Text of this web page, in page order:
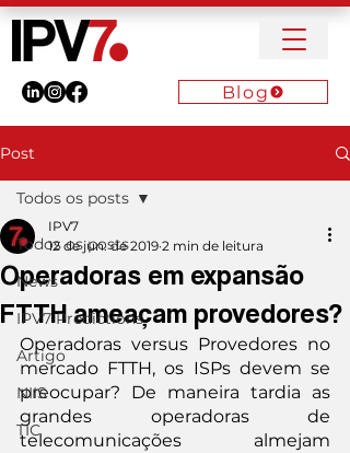
Blog
Post
Todos os posts
News
IPV7 Predictions
Artigo
NIIS
TIC
Todos os posts
Operadoras em expansão
FTTH ameaçam provedores?
IPV7
12 de jun. de 2019 2 min de leitura
Operadoras versus Provedores no
mercado FTTH, os ISPs devem se
preocupar? De maneira tardia as
grandes operadoras de
telecomunicações almejam